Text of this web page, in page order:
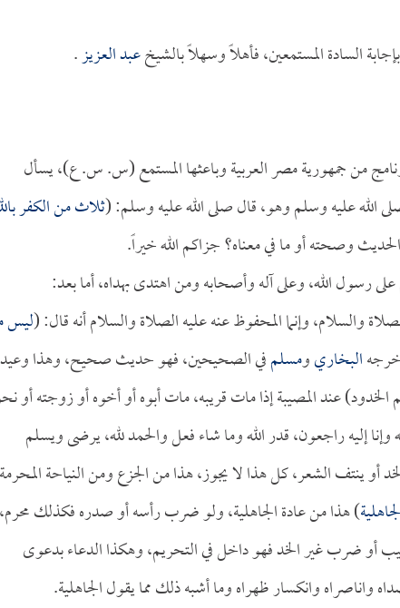
السادة المستمعين، فأهلاً وسهلاً بالشيخعبد العزيز.
من جمهورية مصر العربية وباعثها المستمع (س. س. ع)، يسأل
عليه وسلم وهو، قال صلى الله عليه وسلم: (ثلاث من الكفر
وصحته أو ما في معناه؟ جزاكم الله خيراً.
رسول الله، وعلى آله وأصحابه ومن اهتدى بهداه، أما بعد:
والسلام، وإنما المحفوظ عنه عليه الصلاة والسلام أنه قال: (ليس
البخاريومسلمفي الصحيحين، فهو حديث صحيح، وهذا وعيد
عند المصيبة إذا مات قريبه، مات أبوه أو أخوه أو زوجته أو
إليه راجعون، قدر الله وما شاء فعل والحمد لله، يرضى ويسلم
ينتف الشعر، كل هذا لا يجوز، هذا من الجزع ومن النياحة
) هذا من عادة الجاهلية، ولو ضرب رأسه أو صدره فكذلك محرم،
ضرب غير الخد فهو داخل في التحريم، وهكذا الدعاء بدعوى
واناصراه وانكسار ظهراه وما أشبه ذلك مما يقول الجاهلية.